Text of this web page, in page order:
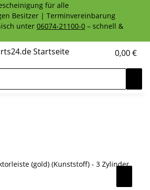
für alle
Besitzer | Terminvereinbarung
unter 06074-21100-0 – schnell &
0,00 €